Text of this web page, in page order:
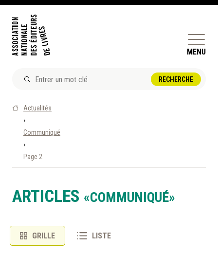
MENU
DOSSIERS ET ENJEUX
ÊTRE ÉDITEUR·TRICE
PERFECTIONNEMENT
ET SERVICES AUX MEMBRES
À LA POINTE DE LA PROFESSION
RÉPERTOIRE DES MEMBRES
Actualités
›
Communiqué
›
Page 2
ARTICLES «COMMUNIQUÉ»
GRILLE LISTE